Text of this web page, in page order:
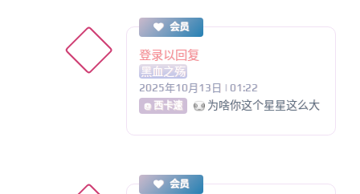
会员
登录以回复
黑血之殇
2025年10月13日 | 01:22
@ 西卡速 为啥你这个星星这么大
会员